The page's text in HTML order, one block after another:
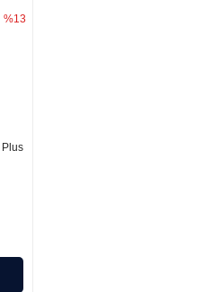
Plus
%13